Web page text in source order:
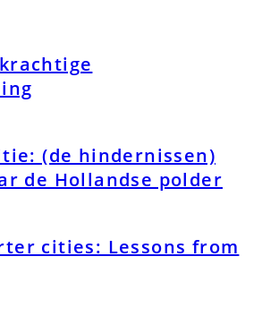
(de hindernissen)
de Hollandse polder
cities: Lessons from